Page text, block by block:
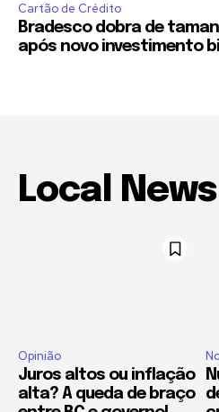
Cartão de Crédito
Bradesco dobra de
após novo investimento
Local News
Opinião
Juros altos ou inflação
alta? A queda de braço